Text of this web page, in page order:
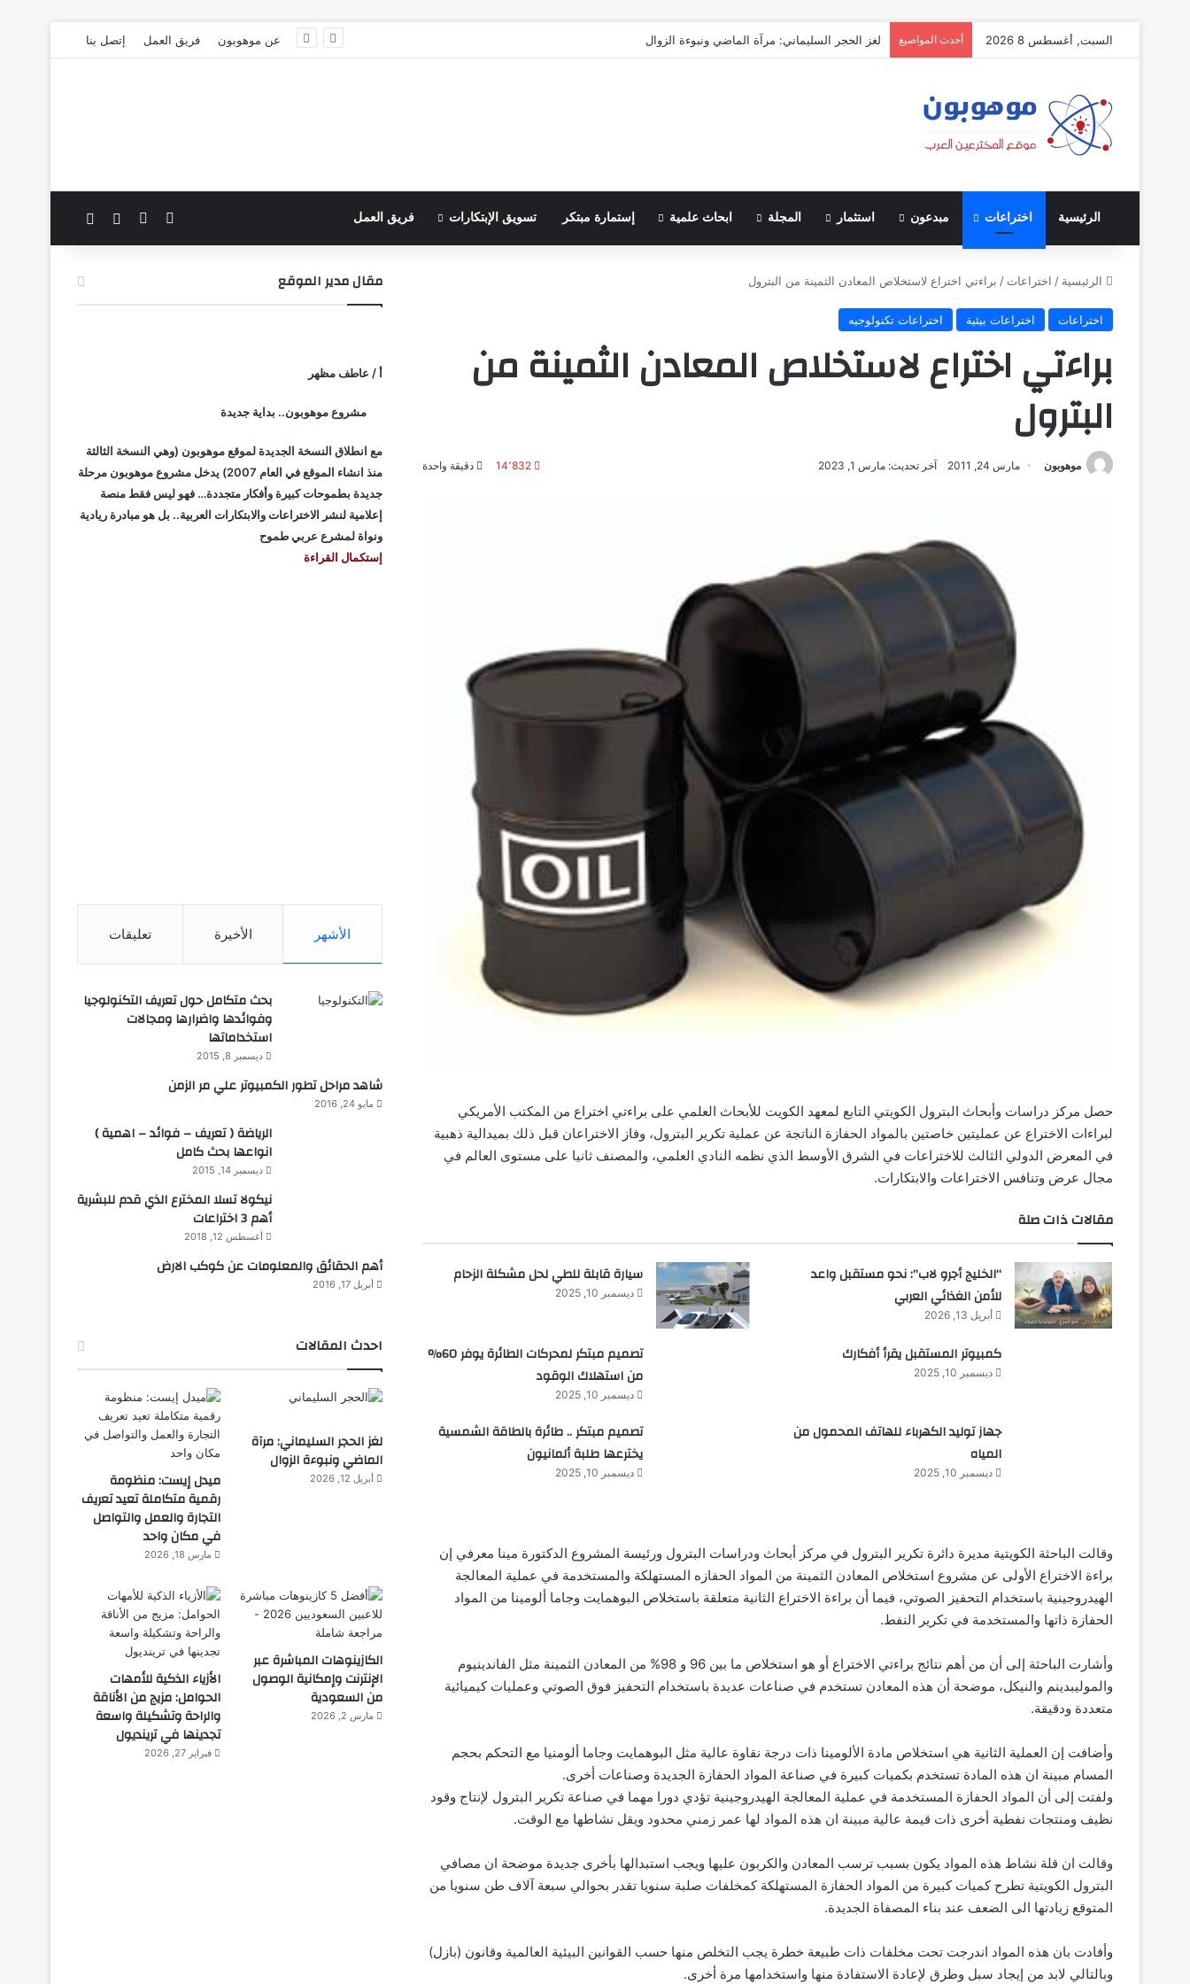
السبت, أغسطس 8 2026 أحدث المواضيع لغز الحجر السليماني: مرآة الماضي ونبوءة الزوال عن موهوبون فريق العمل إتصل بنا
الرئيسية اختراعات مبدعون استثمار المجلة ابحاث علمية إستمارة مبتكر تسويق الإبتكارات فريق العمل فيسبوك الوضع المظلم
الرئيسية / اختراعات / براءتي اختراع لاستخلاص المعادن الثمينة من البترول
اختراعات اختراعات بيئية اختراعات تكنولوجيه
براءتي اختراع لاستخلاص المعادن الثمينة من
البترول
موهوبون مارس 24, 2011 آخر تحديث: مارس 1, 2023 14٬832 دقيقة واحدة
حصل مركز دراسات وأبحاث البترول الكويتي التابع لمعهد الكويت للأبحاث العلمي على براءتي اختراع من المكتب الأمريكي
لبراءات الاختراع عن عمليتين خاصتين بالمواد الحفازة الناتجة عن عملية تكرير البترول، وفاز الاختراعان قبل ذلك بميدالية ذهبية
في المعرض الدولي الثالث للاختراعات في الشرق الأوسط الذي نظمه النادي العلمي، والمصنف ثانيا على مستوى العالم في
مجال عرض وتنافس الاختراعات والابتكارات.
مقالات ذات صلة
“الخليج أجرو لاب”: نحو مستقبل واعد
للأمن الغذائي العربي
أبريل 13, 2026
سيارة قابلة للطي لحل مشكلة الزحام
ديسمبر 10, 2025
كمبيوتر المستقبل يقرأ أفكارك
ديسمبر 10, 2025
تصميم مبتكر لمحركات الطائرة يوفر 60%
من استهلاك الوقود
ديسمبر 10, 2025
جهاز توليد الكهرباء للهاتف المحمول من
المياه
ديسمبر 10, 2025
تصميم مبتكر .. طائرة بالطاقة الشمسية
يخترعها طلبة ألمانيون
ديسمبر 10, 2025
وقالت الباحثة الكويتية مديرة دائرة تكرير البترول في مركز أبحاث ودراسات البترول ورئيسة المشروع الدكتورة مينا معرفي إن
براءة الاختراع الأولى عن مشروع استخلاص المعادن الثمينة من المواد الحفازه المستهلكة والمستخدمة في عملية المعالجة
الهيدروجينية باستخدام التحفيز الصوتي، فيما أن براءة الاختراع الثانية متعلقة باستخلاص البوهمايت وجاما ألومينا من المواد
الحفازة ذاتها والمستخدمة في تكرير النفط.
وأشارت الباحثة إلى أن من أهم نتائج براءتي الاختراع أو هو استخلاص ما بين 96 و 98% من المعادن الثمينة مثل الفاندينيوم
والموليبدينم والنيكل، موضحة أن هذه المعادن تستخدم في صناعات عديدة باستخدام التحفيز فوق الصوتي وعمليات كيميائية
متعددة ودقيقة.
وأضافت إن العملية الثانية هي استخلاص مادة الألومينا ذات درجة نقاوة عالية مثل البوهمايت وجاما ألومنيا مع التحكم بحجم
المسام مبينة ان هذه المادة تستخدم بكميات كبيرة في صناعة المواد الحفازة الجديدة وصناعات أخرى.
ولفتت إلى أن المواد الحفازة المستخدمة في عملية المعالجة الهيدروجينية تؤدي دورا مهما في صناعة تكرير البترول لإنتاج وقود
نظيف ومنتجات نفطية أخرى ذات قيمة عالية مبينة ان هذه المواد لها عمر زمني محدود ويقل نشاطها مع الوقت.
وقالت ان قلة نشاط هذه المواد يكون بسبب ترسب المعادن والكربون عليها ويجب استبدالها بأخرى جديدة موضحة ان مصافي
البترول الكويتية تطرح كميات كبيرة من المواد الحفازة المستهلكة كمخلفات صلبة سنويا تقدر بحوالي سبعة آلاف طن سنويا من
المتوقع زيادتها الى الضعف عند بناء المصفاة الجديدة.
وأفادت بان هذه المواد اندرجت تحت مخلفات ذات طبيعة خطرة يجب التخلص منها حسب القوانين البيئية العالمية وقانون (بازل)
وبالتالي لابد من إيجاد سبل وطرق لإعادة الاستفادة منها واستخدامها مرة أخرى.
مقال مدير الموقع
أ / عاطف مظهر
مشروع موهوبون.. بداية جديدة
مع انطلاق النسخة الجديدة لموقع موهوبون (وهي النسخة الثالثة
منذ انشاء الموقع في العام 2007) يدخل مشروع موهوبون مرحلة
جديدة بطموحات كبيرة وأفكار متجددة… فهو ليس فقط منصة
إعلامية لنشر الاختراعات والابتكارات العربية.. بل هو مبادرة ريادية
ونواة لمشرع عربي طموح
إستكمال القراءة
الأشهر الأخيرة تعليقات
بحث متكامل حول تعريف التكنولوجيا
وفوائدها واضرارها ومجالات
استخداماتها
ديسمبر 8, 2015
شاهد مراحل تطور الكمبيوتر علي مر الزمن
مايو 24, 2016
الرياضة ( تعريف – فوائد – اهمية )
انواعها بحث كامل
ديسمبر 14, 2015
نيكولا تسلا المخترع الذي قدم للبشرية
أهم 3 اختراعات
أغسطس 12, 2018
أهم الحقائق والمعلومات عن كوكب الارض
أبريل 17, 2016
احدث المقالات
لغز الحجر السليماني: مرآة
الماضي ونبوءة الزوال
أبريل 12, 2026
ميدل إيست: منظومة
رقمية متكاملة تعيد تعريف
التجارة والعمل والتواصل
في مكان واحد
مارس 18, 2026
الكازينوهات المباشرة عبر
الإنترنت وإمكانية الوصول
من السعودية
مارس 2, 2026
الأزياء الذكية للأمهات
الحوامل: مزيج من الأناقة
والراحة وتشكيلة واسعة
تجدينها في ترينديول
فبراير 27, 2026